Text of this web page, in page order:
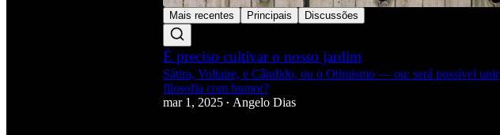
Mais recentes Principais Discussões
É preciso cultivar o nosso jardim
Sátira, Voltaire, e Cândido, ou o Otimismo — ou: será possível unir
filosofia com humor?
mar 1, 2025 • Angelo Dias